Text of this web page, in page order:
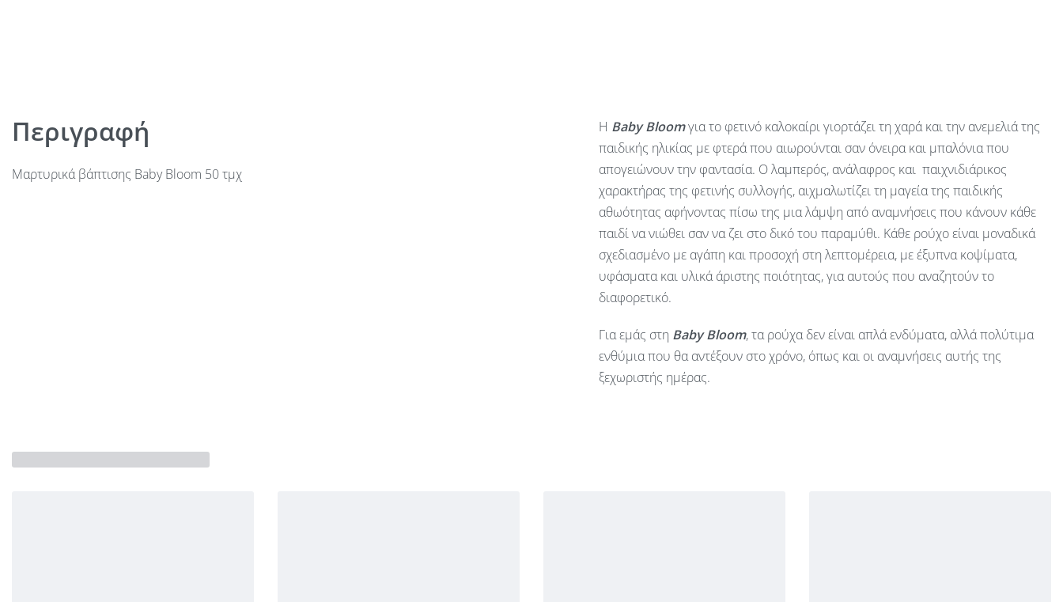
Περιγραφή
Μαρτυρικά βάπτισης Baby Bloom 50 τμχ
Η Baby Bloomγια το φετινό καλοκαίρι γιορτάζει τη χαρά και την ανεμελιά της
παιδικής ηλικίας με φτερά που αιωρούνται σαν όνειρα και μπαλόνια που
απογειώνουν την φαντασία. Ο λαμπερός, ανάλαφρος και παιχνιδιάρικος
χαρακτήρας της φετινής συλλογής, αιχμαλωτίζει τη μαγεία της παιδικής
αθωότητας αφήνοντας πίσω της μια λάμψη από αναμνήσεις που κάνουν κάθε
παιδί να νιώθει σαν να ζει στο δικό του παραμύθι. Κάθε ρούχο είναι μοναδικά
σχεδιασμένο με αγάπη και προσοχή στη λεπτομέρεια, με έξυπνα κοψίματα,
υφάσματα και υλικά άριστης ποιότητας, για αυτούς που αναζητούν το
διαφορετικό.
Για εμάς στη Baby Bloom, τα ρούχα δεν είναι απλά ενδύματα, αλλά πολύτιμα
ενθύμια που θα αντέξουν στο χρόνο, όπως και οι αναμνήσεις αυτής της
ξεχωριστής ημέρας.